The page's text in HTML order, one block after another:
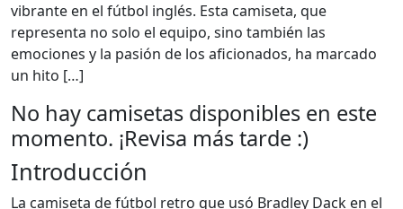
vibrante en el fútbol inglés. Esta camiseta, que
representa no solo el equipo, sino también las
emociones y la pasión de los aficionados, ha marcado
un hito […]
No hay camisetas disponibles en este
momento. ¡Revisa más tarde :)
Introducción
La camiseta de fútbol retro que usó Bradley Dack en el